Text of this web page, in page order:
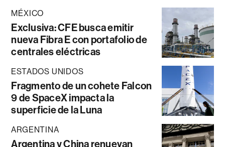
MÉXICO
Exclusiva: CFE busca emitir
nueva Fibra E con portafolio de
centrales eléctricas
ESTADOS UNIDOS
Fragmento de un cohete Falcon
9 de SpaceX impacta la
superficie de la Luna
ARGENTINA
Argentina y China renuevan